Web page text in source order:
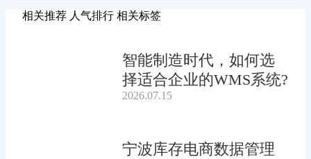
相关推荐 人气排行 相关标签
智能制造时代，如何选
择适合企业的WMS系统?
2026.07.15
宁波库存电商数据管理